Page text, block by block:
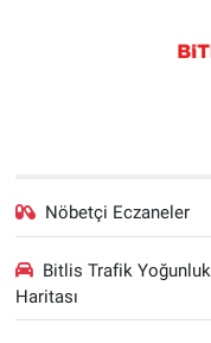
Nöbetçi Eczaneler
Bitlis Trafik Yoğunluk
Haritası